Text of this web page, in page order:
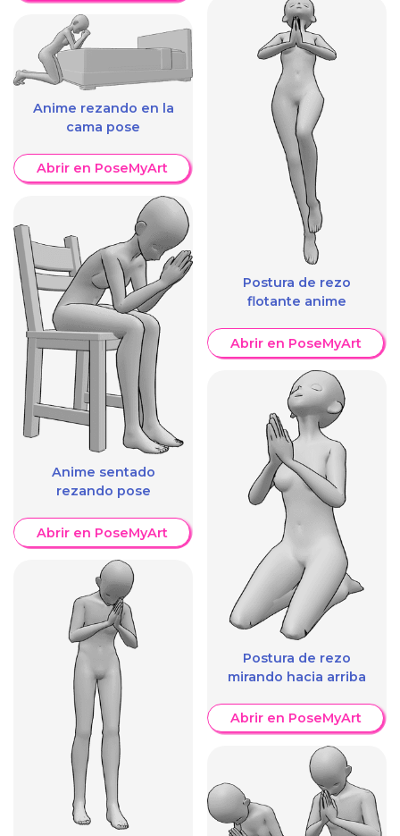
Anime rezando en la
cama pose
Abrir en PoseMyArt
Anime sentado
rezando pose
Abrir en PoseMyArt
Postura de rezo
flotante anime
Abrir en PoseMyArt
Postura de rezo
mirando hacia arriba
Abrir en PoseMyArt